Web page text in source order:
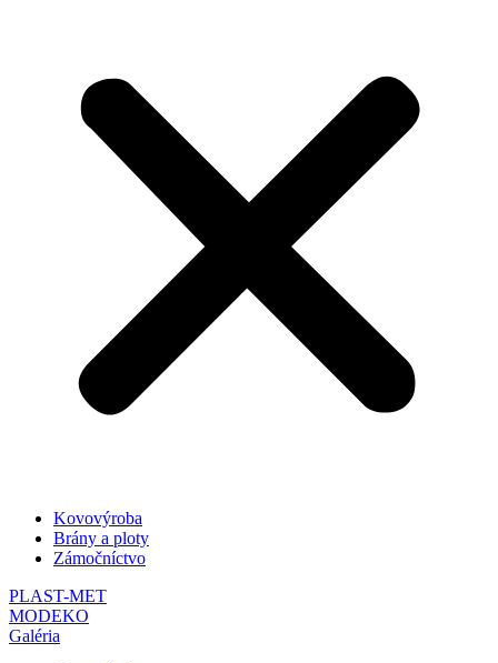
Kovovýroba
Brány a ploty
Zámočníctvo
PLAST-MET
MODEKO
Galéria